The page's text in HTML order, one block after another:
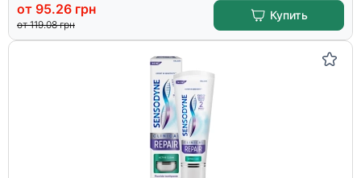
от 95.26 грн
от 119.08грн
Купить